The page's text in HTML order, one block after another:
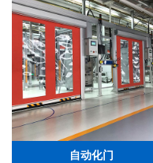
自动化门